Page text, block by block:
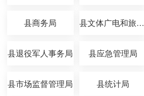
县商务局 县文体广电和旅游局
县退役军人事务局 县应急管理局
县市场监督管理局 县统计局